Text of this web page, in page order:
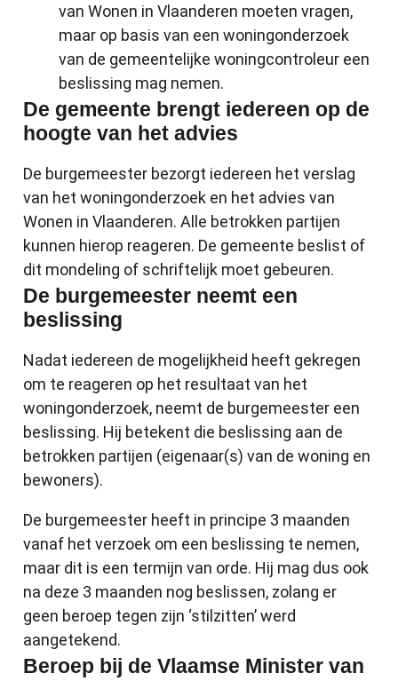
van Wonen in Vlaanderen moeten vragen,
maar op basis van een woningonderzoek
van de gemeentelijke woningcontroleur een
beslissing mag nemen.
De gemeente brengt iedereen op de
hoogte van het advies
De burgemeester bezorgt iedereen het verslag
van het woningonderzoek en het advies van
Wonen in Vlaanderen. Alle betrokken partijen
kunnen hierop reageren. De gemeente beslist of
dit mondeling of schriftelijk moet gebeuren.
De burgemeester neemt een
beslissing
Nadat iedereen de mogelijkheid heeft gekregen
om te reageren op het resultaat van het
woningonderzoek, neemt de burgemeester een
beslissing. Hij betekent die beslissing aan de
betrokken partijen (eigenaar(s) van de woning en
bewoners).
De burgemeester heeft in principe 3 maanden
vanaf het verzoek om een beslissing te nemen,
maar dit is een termijn van orde. Hij mag dus ook
na deze 3 maanden nog beslissen, zolang er
geen beroep tegen zijn ‘stilzitten’ werd
aangetekend.
Beroep bij de Vlaamse Minister van